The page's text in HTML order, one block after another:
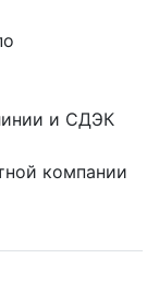
и СДЭК
компании